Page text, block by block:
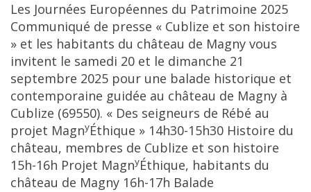
Les Journées Européennes du Patrimoine 2025
Communiqué de presse « Cublize et son histoire
» et les habitants du château de Magny vous
invitent le samedi 20 et le dimanche 21
septembre 2025 pour une balade historique et
contemporaine guidée au château de Magny à
Cublize (69550). « Des seigneurs de Rébé au
projet MagnyÉthique » 14h30-15h30 Histoire du
château, membres de Cublize et son histoire
15h-16h Projet MagnyÉthique, habitants du
château de Magny 16h-17h Balade